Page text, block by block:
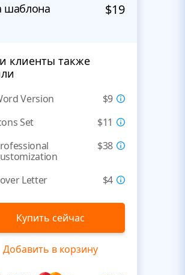
шаблона $19
клиенты также
Version
$9
Set
$11
$38
Letter $4
Купить сейчас
Добавить в корзину